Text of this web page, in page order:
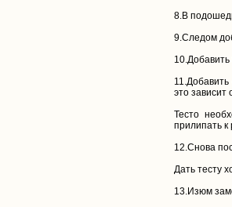
8.В
9.Следом
это зависит
Тесто
прилипать к
12.Снова
Дать тесту
13.Изюм